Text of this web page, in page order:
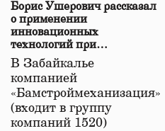
Борис Ушерович рассказал
о применении
инновационных
технологий при
строительстве нового моста
в Забайкалье
В Забайкалье
компанией
«Бамстроймеханизация»
(входит в группу
компаний 1520)